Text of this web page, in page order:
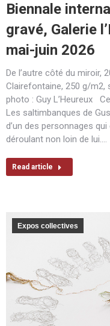
Biennale
gravé, Galerie
mai-juin 2026
De l’autre côté du miroir,
Clairefontaine, 250 g/m2,
photo : Guy L’Heureux
Les saltimbanques de
d’un des personnages
déroulant non loin de lui.…
Read article
Expos collectives